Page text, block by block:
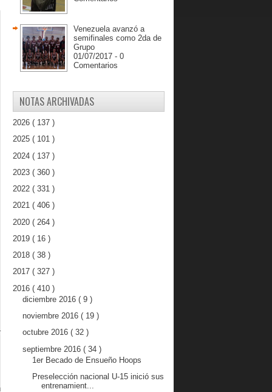
Venezuela avanzó a
semifinales como 2da de
Grupo
01/07/2017 - 0
Comentarios
NOTAS ARCHIVADAS
2026 ( 137 )
2025 ( 101 )
2024 ( 137 )
2023 ( 360 )
2022 ( 331 )
2021 ( 406 )
2020 ( 264 )
2019 ( 16 )
2018 ( 38 )
2017 ( 327 )
2016 ( 410 )
diciembre 2016 ( 9 )
noviembre 2016 ( 19 )
octubre 2016 ( 32 )
septiembre 2016 ( 34 )
1er Becado de Ensueño Hoops
Preselección nacional U-15 inició sus
entrenamient...